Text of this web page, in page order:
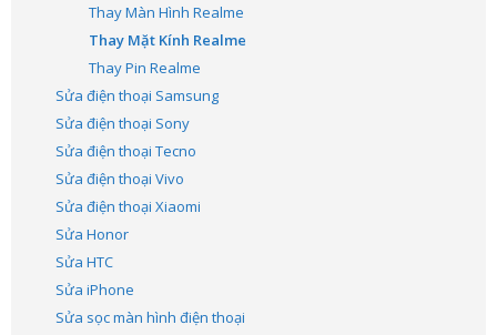
Thay Màn Hình Realme
Thay Mặt Kính Realme
Thay Pin Realme
Sửa điện thoại Samsung
Sửa điện thoại Sony
Sửa điện thoại Tecno
Sửa điện thoại Vivo
Sửa điện thoại Xiaomi
Sửa Honor
Sửa HTC
Sửa iPhone
Sửa sọc màn hình điện thoại